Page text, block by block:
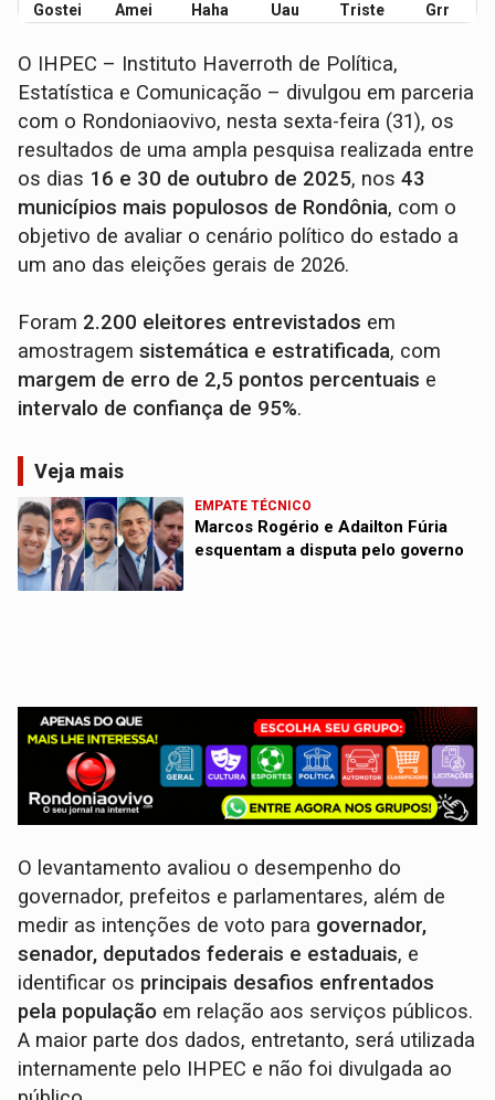
Gostei Amei Haha Uau Triste Grr
O IHPEC – Instituto Haverroth de Política,
Estatística e Comunicação – divulgou em parceria
com o Rondoniaovivo, nesta sexta-feira (31), os
resultados de uma ampla pesquisa realizada entre
os dias 16 e 30 de outubro de 2025, nos43
municípios mais populosos de Rondônia, com o
objetivo de avaliar o cenário político do estado a
um ano das eleições gerais de 2026.
Foram 2.200 eleitores entrevistados em
amostragemsistemática e estratificada, com
margem de erro de 2,5 pontos percentuais e
intervalo de confiança de 95%.
Veja mais
EMPATE TÉCNICO
Marcos Rogério e Adailton Fúria
esquentam a disputa pelo governo
O levantamento avaliou o desempenho do
governador, prefeitos e parlamentares, além de
medir as intenções de voto para governador,
senador, deputados federais e estaduais, e
identificar os principais desafios enfrentados
pela população em relação aos serviços públicos.
A maior parte dos dados, entretanto, será utilizada
internamente pelo IHPEC e não foi divulgada ao